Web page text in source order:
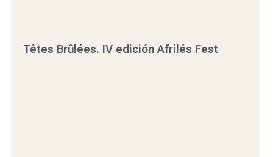
Têtes Brûlées. IV edición Afrilés Fest